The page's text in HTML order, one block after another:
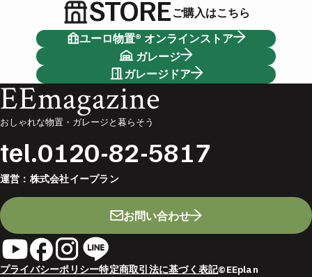
STOREご購入はこちら
ユーロ物置® オンラインストア
ガレージ
ガレージドア
EEmagazine
おしゃれな物置・ガレージと暮らそう
tel.0120-82-5817
運営： 株式会社イープラン
お問い合わせ
プライバシーポリシー特定商取引法に基づく表記©EEplan